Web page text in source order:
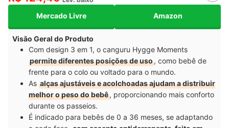
Mercado Livre Amazon
Visão Geral do Produto
Com design 3 em 1, o canguru Hygge Moments
permite diferentes posições de uso, como bebê de
frente para o colo ou voltado para o mundo.
As alças ajustáveis e acolchoadas ajudam a distribuir
melhor o peso do bebê, proporcionando mais conforto
durante os passeios.
É indicado para bebês de 0 a 36 meses, se adaptando